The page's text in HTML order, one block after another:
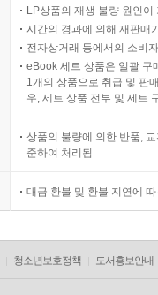
LP상품의 재생 불량 원인
시간의 경과에 의해 재판매
전자상거래 등에서의 소비
eBook 세트 상품은 일괄 구
1개의 상품으로 취급 및 판
우, 세트 상품 전부 및 세트
상품의 불량에 의한 반품,
준하여 처리됨
대금 환불 및 환불 지연에
청소년보호정책 도서홍보안내